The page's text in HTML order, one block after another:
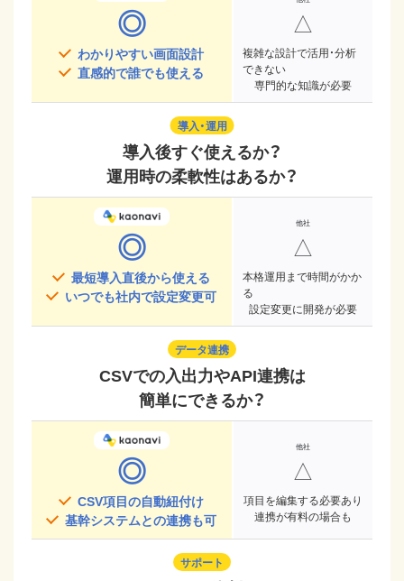
◎
わかりやすい画面設計
直感的で誰でも使える
△
複雑な設計で活用・分析
できない
専門的な知識が必要
導入・運用
導入後すぐ使えるか？
運用時の柔軟性はあるか？
◎
最短導入直後から使える
いつでも社内で設定変更可
△
本格運用まで時間がかか
る
設定変更に開発が必要
データ連携
CSVでの入出力やAPI連携は
簡単にできるか？
◎
CSV項目の自動紐付け
基幹システムとの連携も可
△
項目を編集する必要あり
連携が有料の場合も
サポート